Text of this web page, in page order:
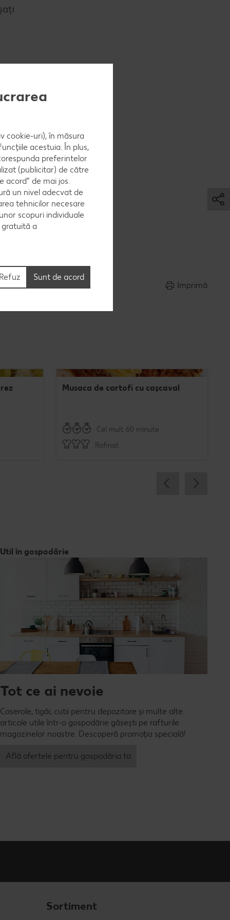
şi
Imprimă
Musaca de cartofi cu cașcaval
Cel mult 60 minute
Rafinat
Util în gospodărie
Tot ce ai nevoie
Caserole, tigăi, cutii pentru depozitare și multe alte
articole utile într-o gospodărie găsești pe rafturile
magazinelor noastre. Descoperă promoția specială!
Află ofertele pentru gospodăria ta
Sortiment
cookie-uri), în măsura
acestuia. În plus,
preferintelor
(publicitar) de către
de mai jos.
un nivel adecvat de
tehnicilor necesare
scopuri individuale
gratuită a
Sunt de acord